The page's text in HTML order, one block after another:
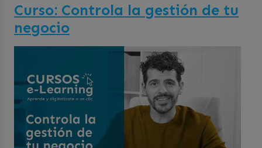
Curso: Controla la gestión de tu
negocio